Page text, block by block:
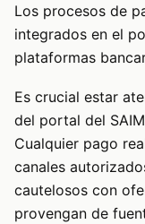
Los procesos de
integrados en el
plataformas
Es crucial estar
del portal del
Cualquier pago
canales
cautelosos con
provengan de